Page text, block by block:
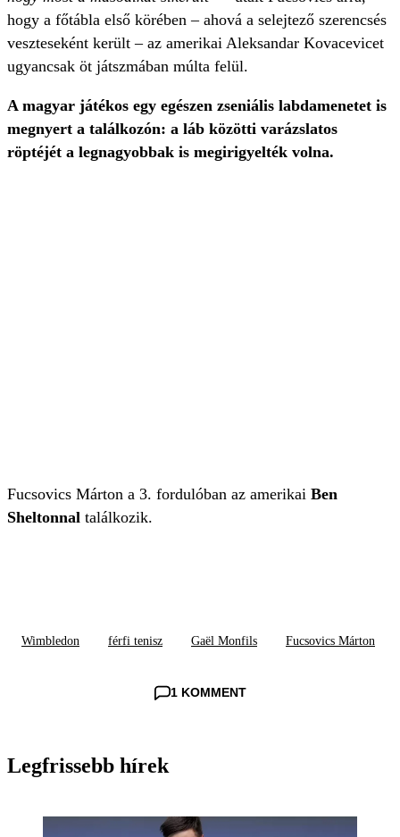
hogy a főtábla első körében – ahová a selejtező szerencsés
veszteseként került – az amerikai Aleksandar Kovacevicet
ugyancsak öt játszmában múlta felül.
A magyar játékos egy egészen zseniális labdamenetet is
megnyert a találkozón: a láb közötti varázslatos
röptéjét a legnagyobbak is megirigyelték volna.
Fucsovics Márton a 3. fordulóban az amerikai Ben
Sheltonnal találkozik.
Wimbledon férfi tenisz Gaël Monfils Fucsovics Márton
1 KOMMENT
Legfrissebb hírek